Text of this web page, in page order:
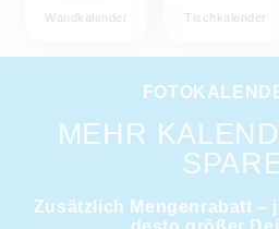
Wandkalender Tischkalender
MEHR
Zusätzlich Mengenrabatt –